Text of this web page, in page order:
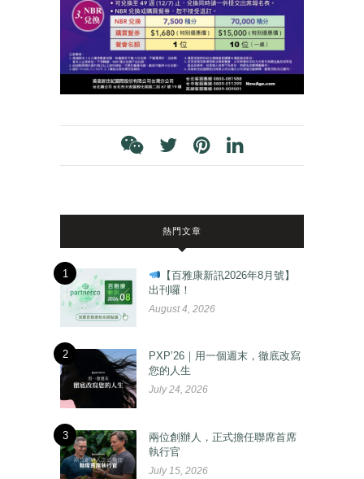
熱門文章
1
【百雅康新訊2026年8月號】
出刊囉！
August 4, 2026
2
PXP’26｜用一個週末，徹底改寫
您的人生
July 24, 2026
3
兩位創辦人，正式擔任聯席首席
執行官
July 15, 2026